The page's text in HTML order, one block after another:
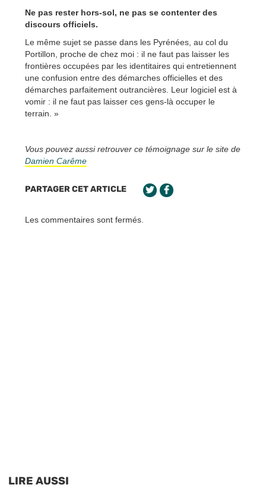
Ne pas rester hors-sol, ne pas se contenter des
discours officiels.
Le même sujet se passe dans les Pyrénées, au col du
Portillon, proche de chez moi : il ne faut pas laisser les
frontières occupées par les identitaires qui entretiennent
une confusion entre des démarches officielles et des
démarches parfaitement outrancières. Leur logiciel est à
vomir : il ne faut pas laisser ces gens-là occuper le
terrain. »
Vous pouvez aussi retrouver ce témoignage sur le site de
Damien Carême
PARTAGER CET ARTICLE
Les commentaires sont fermés.
LIRE AUSSI